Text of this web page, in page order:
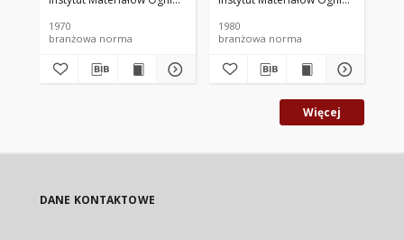
1970
branżowa norma
79/6760-16
1980
branżowa norma
Więcej
DANE KONTAKTOWE